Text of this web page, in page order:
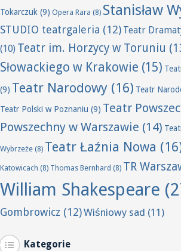
Tokarczuk (9) Opera Rara (8) Stanisław
STUDIO teatrgaleria (12) Teatr
(10) Teatr im. Horzycy w Toruniu
Słowackiego w Krakowie (15)
(9) Teatr Narodowy (16) Teatr
Teatr Polski w Poznaniu (9) Teatr
Powszechny w Warszawie (14)
Wybrzeże (8) Teatr Łaźnia Nowa
Katowicach (8) Thomas Bernhard (8) TR
William Shakespeare
Gombrowicz (12)Wiśniowy sad (11)
Kategorie